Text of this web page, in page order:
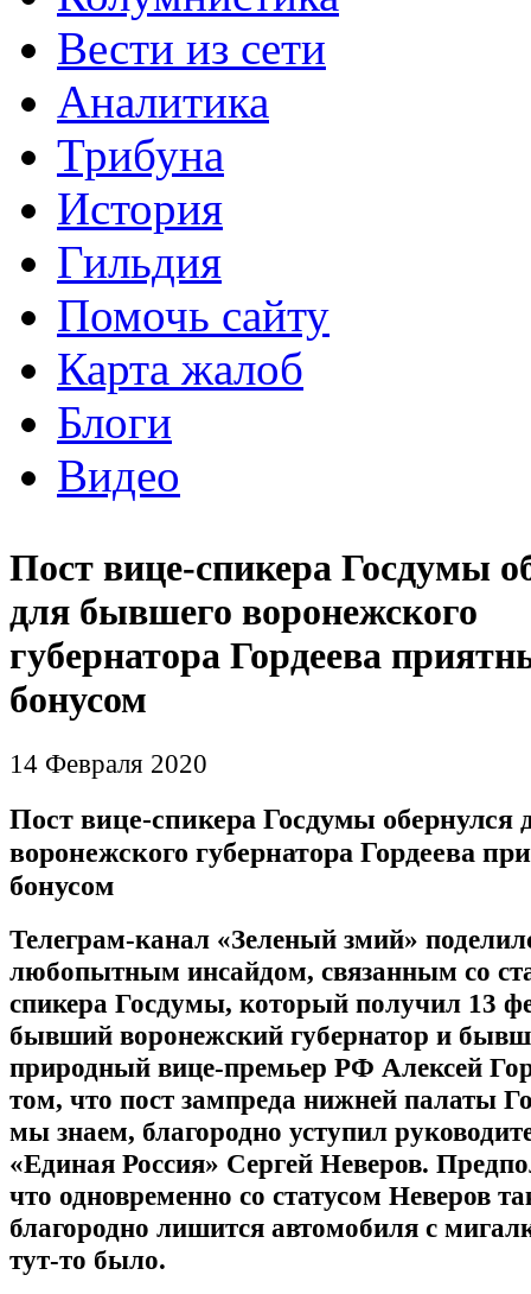
Вести из сети
Аналитика
Трибуна
История
Гильдия
Помочь сайту
Карта жалоб
Блоги
Видео
Пост вице-спикера Госдумы
для бывшего воронежского
губернатора Гордеева
бонусом
14 Февраля 2020
Пост вице-спикера Госдумы обернулся
воронежского губернатора Гордеева
бонусом
Телеграм-канал «Зеленый змий»
любопытным инсайдом, связанным со
спикера Госдумы, который получил 13
бывший воронежский губернатор и
природный вице-премьер РФ Алексей
том, что пост зампреда нижней палаты
мы знаем, благородно уступил
«Единая Россия» Сергей Неверов.
что одновременно со статусом Неверов
благородно лишится автомобиля с
тут-то было.